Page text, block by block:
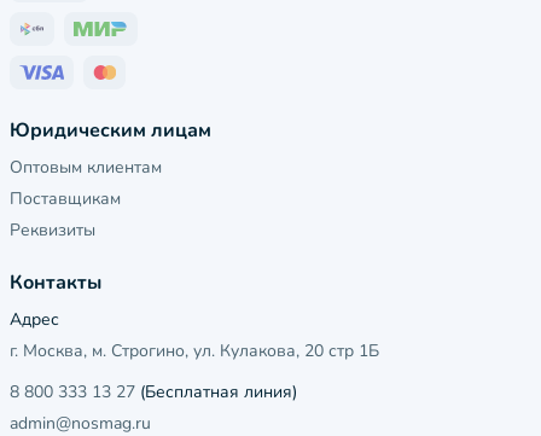
Юридическим лицам
Оптовым клиентам
Поставщикам
Реквизиты
Контакты
Адрес
г. Москва, м. Строгино, ул. Кулакова, 20 стр 1Б
8 800 333 13 27 (Бесплатная линия)
admin@nosmag.ru